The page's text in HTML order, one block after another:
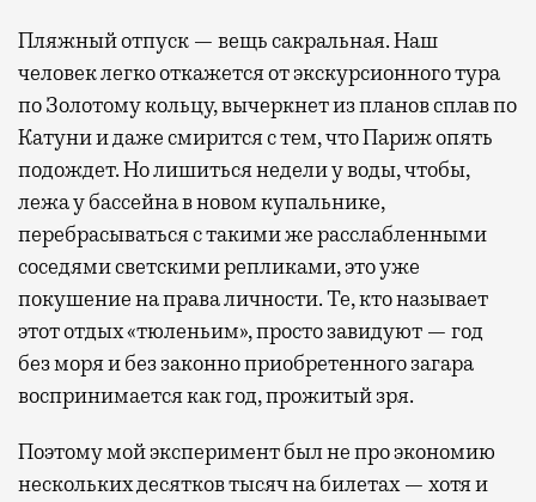
Пляжный отпуск — вещь сакральная. Наш
человек легко откажется от экскурсионного тура
по Золотому кольцу, вычеркнет из планов сплав по
Катуни и даже смирится с тем, что Париж опять
подождет. Но лишиться недели у воды, чтобы,
лежа у бассейна в новом купальнике,
перебрасываться с такими же расслабленными
соседями светскими репликами, это уже
покушение на права личности. Те, кто называет
этот отдых «тюленьим», просто завидуют — год
без моря и без законно приобретенного загара
воспринимается как год, прожитый зря.
Поэтому мой эксперимент был не про экономию
нескольких десятков тысяч на билетах — хотя и